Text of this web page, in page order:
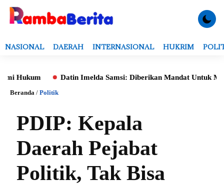
NASIONAL DAERAH INTERNASIONAL HUKRIM
Datin Imelda Samsi: Diberikan Mandat Untuk
Beranda / Politik
PDIP: Kepala
Daerah Pejabat
Politik, Tak Bisa